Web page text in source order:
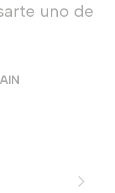
uno de